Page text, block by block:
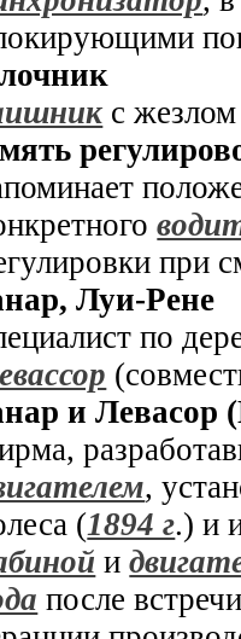
с жезлом
при
Луи-Рене
по
и Левасор
,
(1894 г.) и
и
после